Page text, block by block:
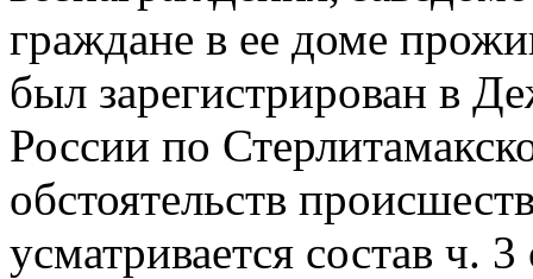
граждане в ее доме
был зарегистрирован в
России по
обстоятельств
усматривается состав ч.